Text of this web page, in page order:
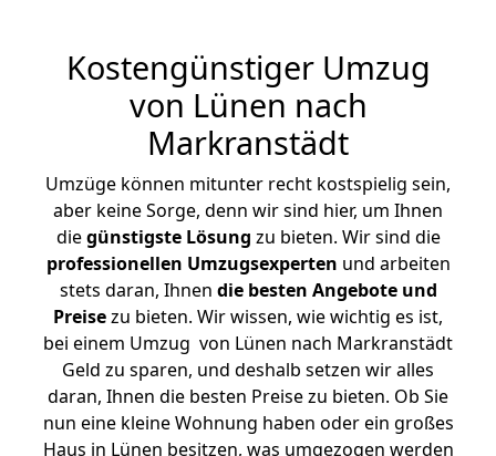
Kostengünstiger Umzug
von Lünen nach
Markranstädt
Umzüge können mitunter recht kostspielig sein,
aber keine Sorge, denn wir sind hier, um Ihnen
diegünstigste Lösung zu bieten. Wir sind die
professionellen Umzugsexperten und arbeiten
stets daran, Ihnen die besten Angebote und
Preisezu bieten. Wir wissen, wie wichtig es ist,
bei einem Umzug von Lünen nach Markranstädt
Geld zu sparen, und deshalb setzen wir alles
daran, Ihnen die besten Preise zu bieten. Ob Sie
nun eine kleine Wohnung haben oder ein großes
Haus in Lünen besitzen, was umgezogen werden